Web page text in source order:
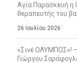
Αγία Παρασκευή η
θεραπευτής του
26 Ιουλίου 2026
«Σινέ ΟΛΥΜΠΟΣ»! –
Γιώργου